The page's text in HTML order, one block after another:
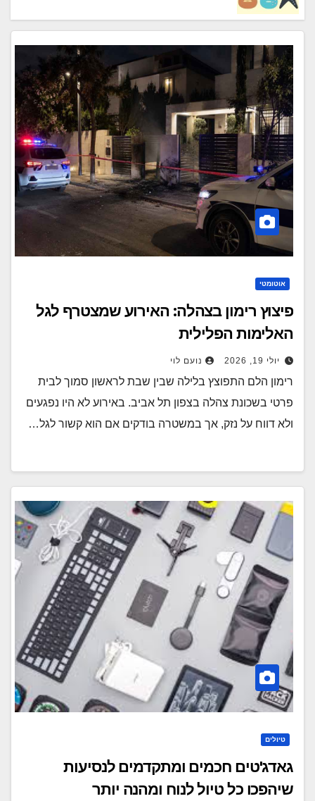
אוטומטי
פיצוץ רימון בצהלה: האירוע שמצטרף לגל
האלימות הפלילית
יולי 19, 2026 נועם לוי
רימון הלם התפוצץ בלילה שבין שבת לראשון סמוך לבית
פרטי בשכונת צהלה בצפון תל אביב. באירוע לא היו נפגעים
ולא דווח על נזק, אך במשטרה בודקים אם הוא קשור לגל…
טיולים
גאדג'טים חכמים ומתקדמים לנסיעות
שיהפכו כל טיול לנוח ומהנה יותר